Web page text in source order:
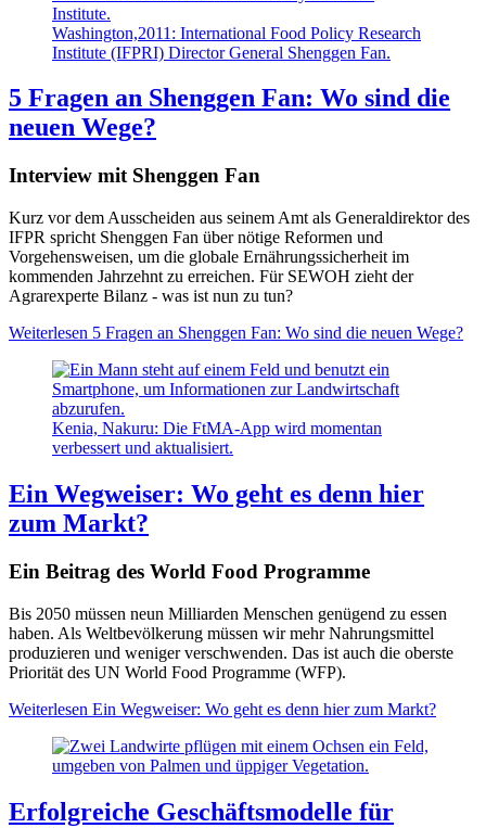
Washington,2011: International Food Policy Research
Institute (IFPRI) Director General Shenggen Fan.
5 Fragen an Shenggen Fan: Wo sind die
neuen Wege?
Interview mit Shenggen Fan
Kurz vor dem Ausscheiden aus seinem Amt als Generaldirektor des
IFPR spricht Shenggen Fan über nötige Reformen und
Vorgehensweisen, um die globale Ernährungssicherheit im
kommenden Jahrzehnt zu erreichen. Für SEWOH zieht der
Agrarexperte Bilanz - was ist nun zu tun?
Weiterlesen 5 Fragen an Shenggen Fan: Wo sind die neuen Wege?
Kenia, Nakuru: Die FtMA-App wird momentan
verbessert und aktualisiert.
Ein Wegweiser: Wo geht es denn hier
zum Markt?
Ein Beitrag des World Food Programme
Bis 2050 müssen neun Milliarden Menschen genügend zu essen
haben. Als Weltbevölkerung müssen wir mehr Nahrungsmittel
produzieren und weniger verschwenden. Das ist auch die oberste
Priorität des UN World Food Programme (WFP).
Weiterlesen Ein Wegweiser: Wo geht es denn hier zum Markt?
Erfolgreiche Geschäftsmodelle für